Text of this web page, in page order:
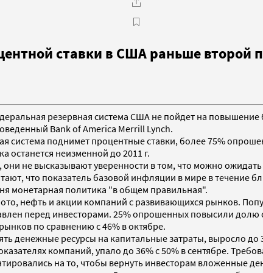
ставки в США раньше второй
резервная система США не пойдет на
Bank of America Merrill Lynch.
система поднимет процентные ставки, более 75%
останется неизменной до 2011 г.
не высказывают уверенности в том, что можно
что показатель базовой инфляции в мире в течение
монетарная политика "в общем правильная".
нефть и акции компаний с развивающихся рынков.
перед инвесторами. 25% опрошенных повысили
по сравнению с 46% в октябре.
денежные ресурсы на капитальные затраты, выросло
компаний, упало до 36% с 50% в сентябре.
на то, чтобы вернуть инвесторам вложенные